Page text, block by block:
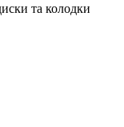
та колодки